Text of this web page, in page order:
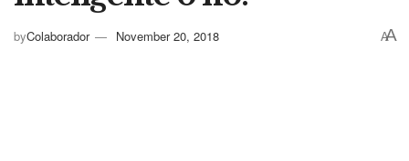
byColaborador November 20, 2018 AA